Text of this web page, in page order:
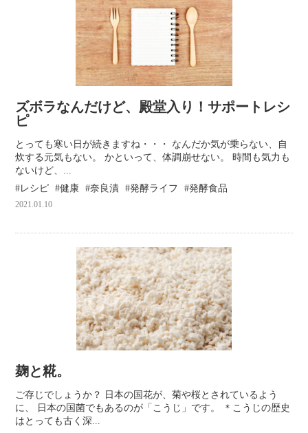
ズボラなんだけど、殿堂入り！サポートレシ
ピ
とっても寒い日が続きますね・・・ なんだか気が乗らない、自
炊する元気もない。 かといって、体調崩せない。 時間も気力も
ないけど、...
レシピ
健康 奈良漬 発酵ライフ 発酵食品
2021.01.10
麹と糀。
ご存じでしょうか？ 日本の国花が、菊や桜とされているよう
に、 日本の国菌でもあるのが「こうじ」です。 ＊こうじの歴史
はとっても古く深...